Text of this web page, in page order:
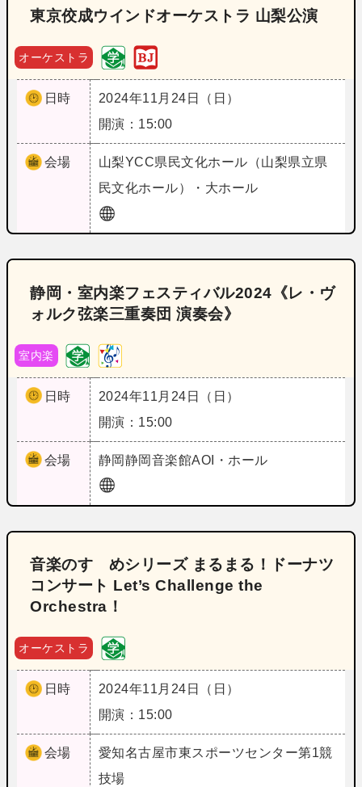
東京佼成ウインドオーケストラ 山梨公演
オーケストラ
日時
2024年11月24日（日）
開演：15:00
会場 山梨YCC県民文化ホール（山梨県立県
民文化ホール）・大ホール
静岡・室内楽フェスティバル2024《レ・ヴ
ォルク弦楽三重奏団 演奏会》
室内楽
日時
2024年11月24日（日）
開演：15:00
会場 静岡静岡音楽館AOI・ホール
音楽のすゝめシリーズ まるまる！ドーナツ
コンサート Let’s Challenge the
Orchestra！
オーケストラ
日時
2024年11月24日（日）
開演：15:00
会場 愛知名古屋市東スポーツセンター第1競
技場